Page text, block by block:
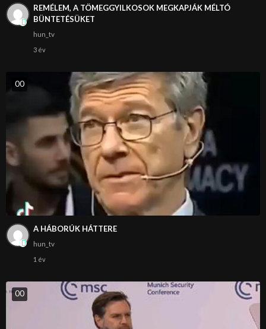
REMÉLEM, A TÖMEGGYILKOSOK MEGKAPJÁK MÉLTÓ
BÜNTETÉSÜKET
hun_tv
3 év
00
A HÁBORÚK HÁTTERE
hun_tv
1 év
00